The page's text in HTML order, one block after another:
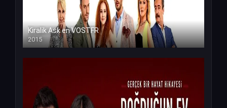
Kiralik Ask en VOSTFR
2015